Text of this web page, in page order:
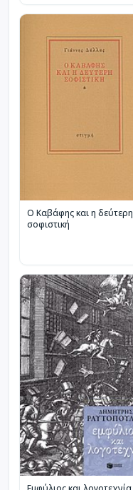
Ο Καβάφης και η δεύτερη
σοφιστική